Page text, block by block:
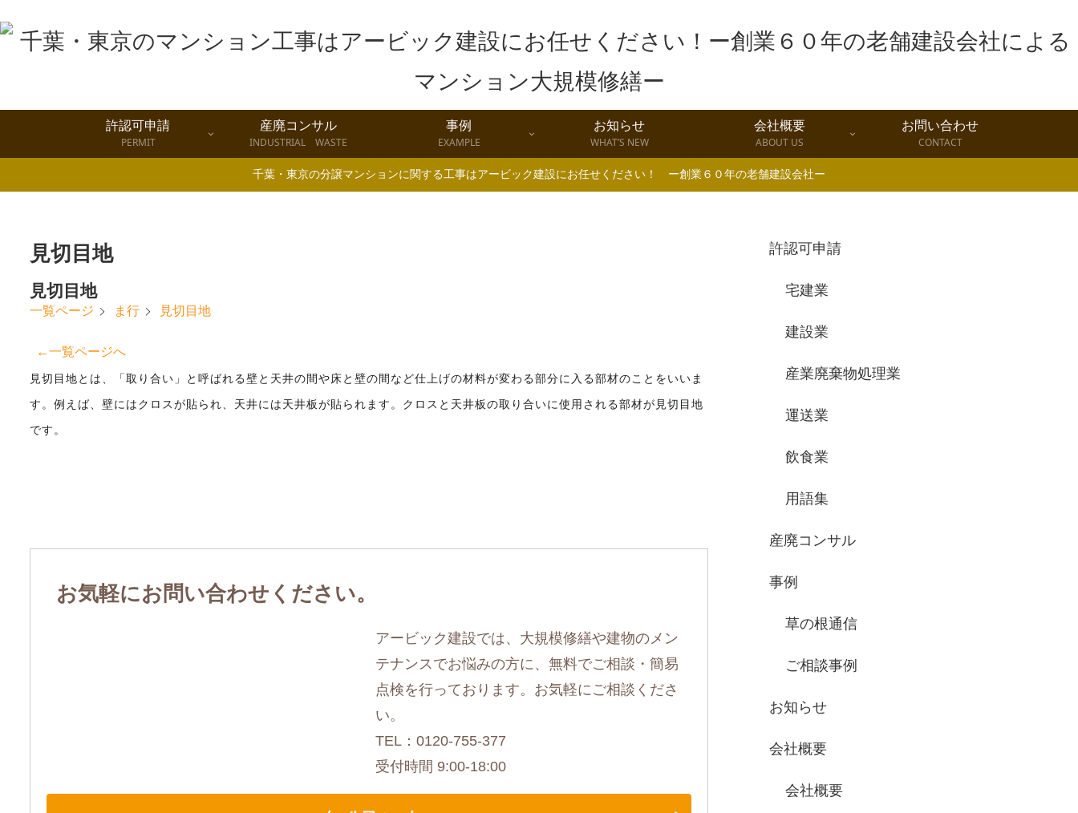
許認可申請
PERMIT
産廃コンサル
INDUSTRIAL WASTE
事例
EXAMPLE
お知らせ
WHAT’S NEW
会社概要
ABOUT US
お問い合わせ
CONTACT
千葉・東京の分譲マンションに関する工事はアービック建設にお任せください！ ー創業６０年の老舗建設会社ー
見切目地
見切目地
一覧ページ ま行 見切目地
←一覧ページへ
見切目地とは、「取り合い」と呼ばれる壁と天井の間や床と壁の間など仕上げの材料が変わる部分に入る部材のことをいいま
す。例えば、壁にはクロスが貼られ、天井には天井板が貼られます。クロスと天井板の取り合いに使用される部材が見切目地
です。
お気軽にお問い合わせください。
アービック建設では、大規模修繕や建物のメン
テナンスでお悩みの方に、無料でご相談・簡易
点検を行っております。お気軽にご相談くださ
い。
TEL：0120-755-377
受付時間 9:00-18:00
許認可申請
宅建業
建設業
産業廃棄物処理業
運送業
飲食業
用語集
産廃コンサル
事例
草の根通信
ご相談事例
お知らせ
会社概要
会社概要